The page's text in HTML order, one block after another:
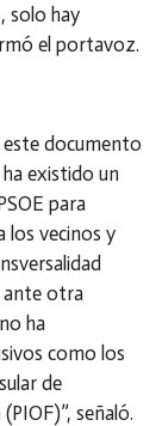
solo hay
el portavoz.
este documento
existido un
para
los vecinos y
ante otra
ha
como los
de
señaló.